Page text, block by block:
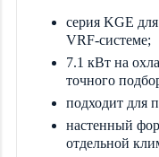
серия KGE
VRF-системе;
7.1 кВт на
точного
подходит для
настенный
отдельной